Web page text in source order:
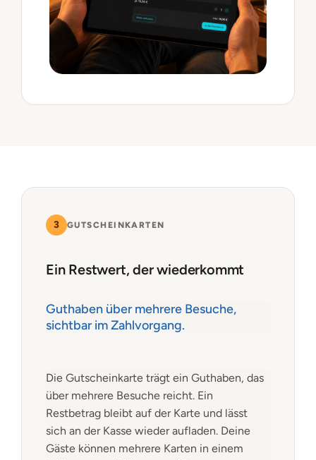
3 GUTSCHEINKARTEN
Ein Restwert, der wiederkommt
Guthaben über mehrere Besuche,
sichtbar im Zahlvorgang.
Die Gutscheinkarte trägt ein Guthaben, das
über mehrere Besuche reicht. Ein
Restbetrag bleibt auf der Karte und lässt
sich an der Kasse wieder aufladen. Deine
Gäste können mehrere Karten in einem